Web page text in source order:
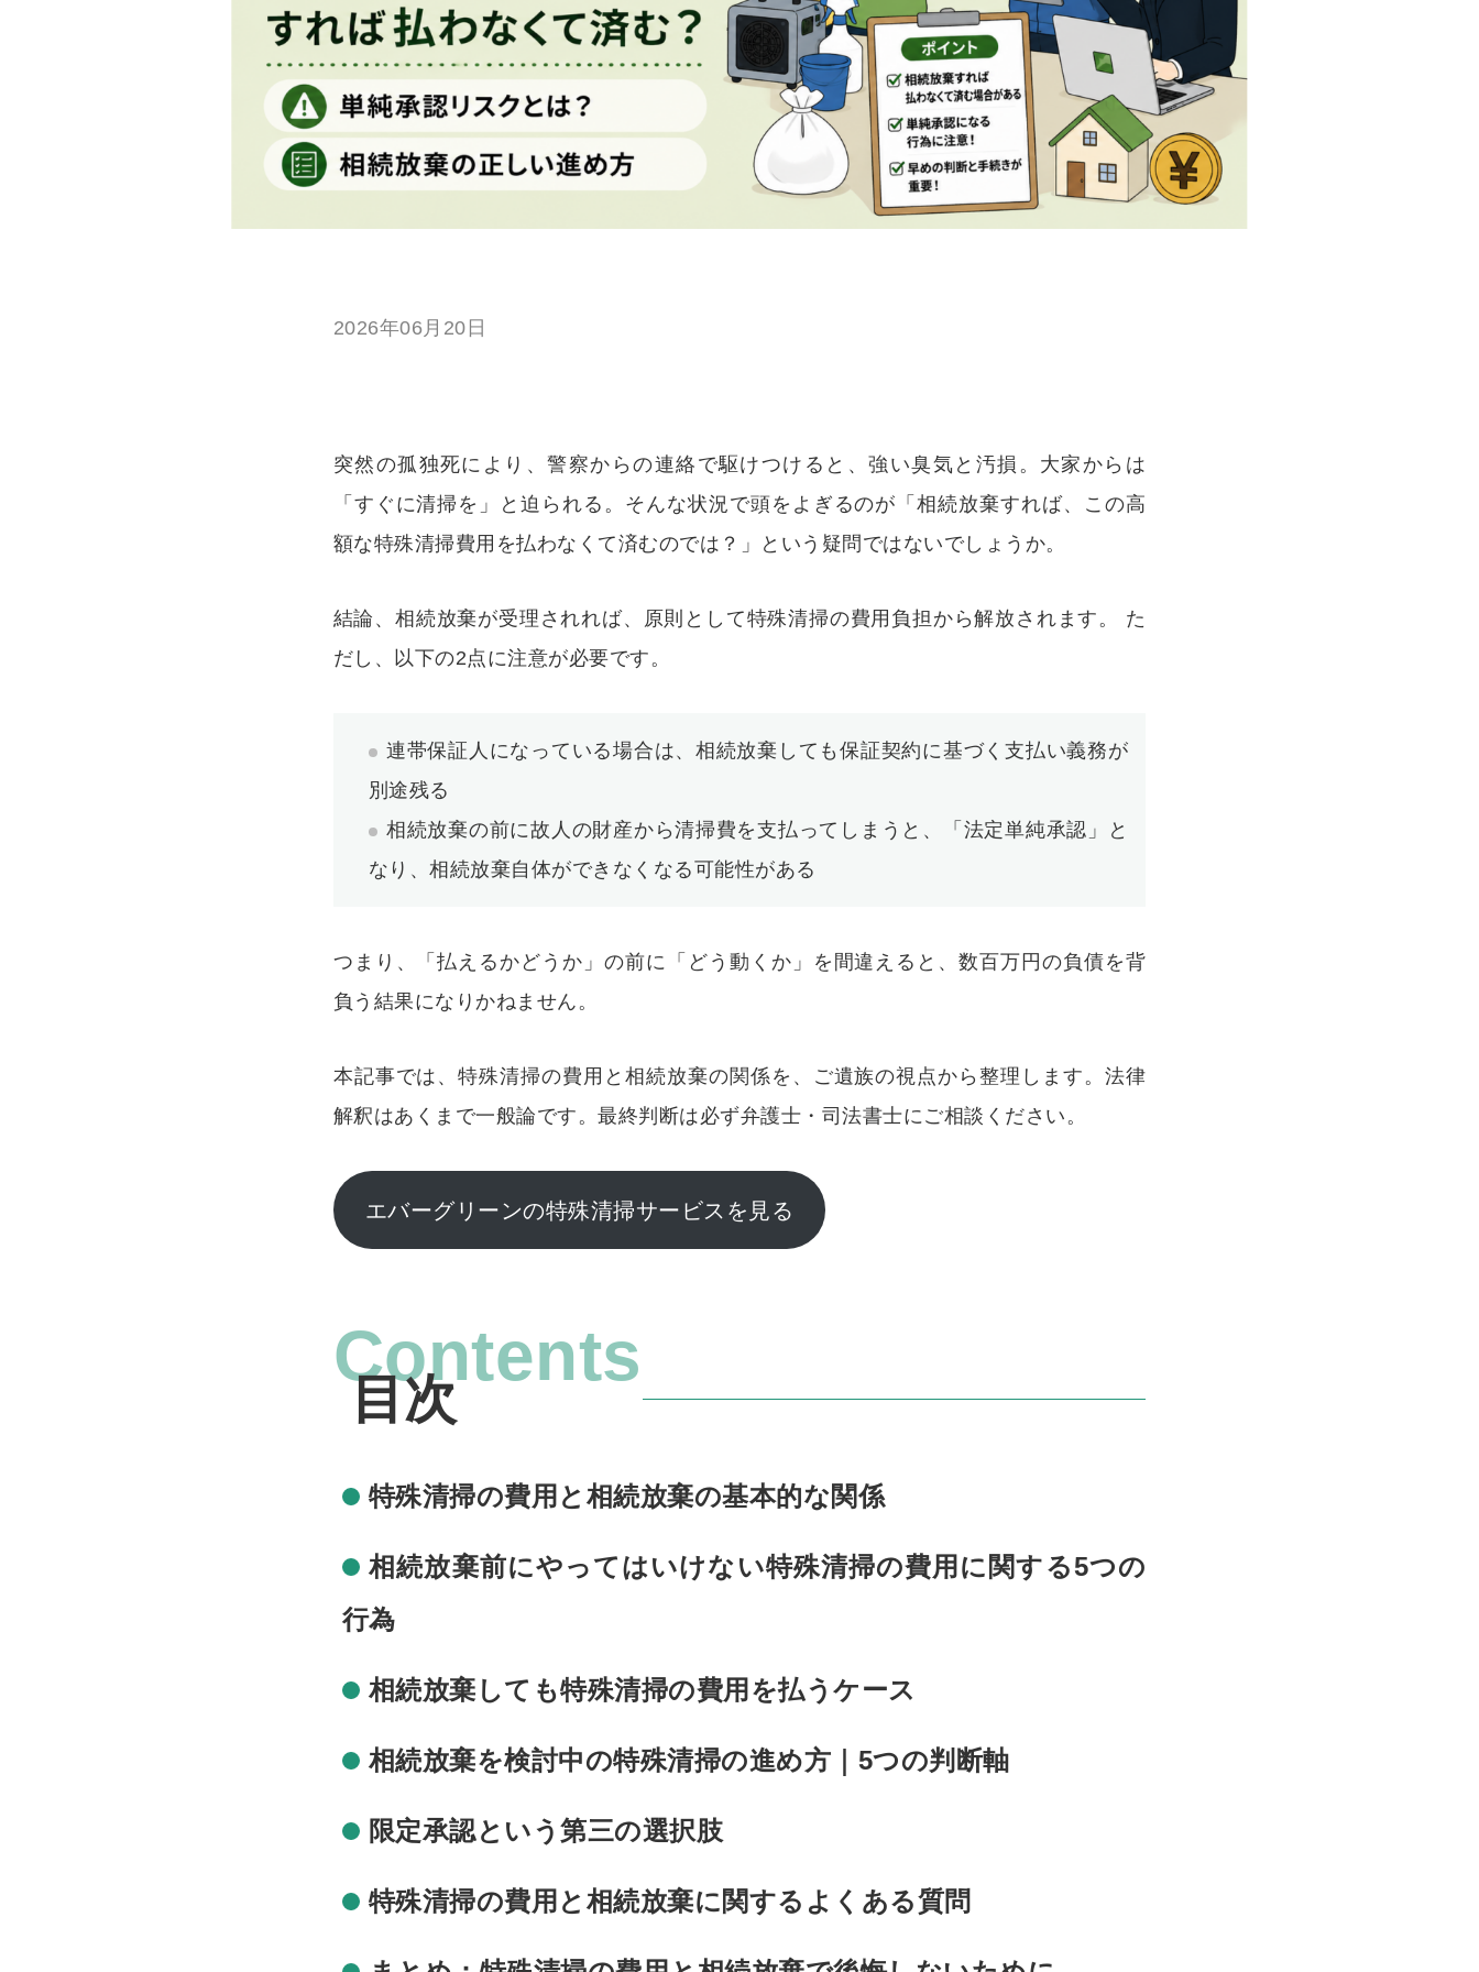
2026年06月20日
突然の孤独死により、警察からの連絡で駆けつけると、強い臭気と汚損。大家からは
「すぐに清掃を」と迫られる。そんな状況で頭をよぎるのが「相続放棄すれば、この高
額な特殊清掃費用を払わなくて済むのでは？」という疑問ではないでしょうか。
結論、相続放棄が受理されれば、原則として特殊清掃の費用負担から解放されます。 た
だし、以下の2点に注意が必要です。
連帯保証人になっている場合は、相続放棄しても保証契約に基づく支払い義務が
別途残る
相続放棄の前に故人の財産から清掃費を支払ってしまうと、「法定単純承認」と
なり、相続放棄自体ができなくなる可能性がある
つまり、「払えるかどうか」の前に「どう動くか」を間違えると、数百万円の負債を背
負う結果になりかねません。
本記事では、特殊清掃の費用と相続放棄の関係を、ご遺族の視点から整理します。法律
解釈はあくまで一般論です。最終判断は必ず弁護士・司法書士にご相談ください。
エバーグリーンの特殊清掃サービスを見る
Contents
特殊清掃の費用と相続放棄の基本的な関係
相続放棄前にやってはいけない特殊清掃の費用に関する5つの
行為
相続放棄しても特殊清掃の費用を払うケース
相続放棄を検討中の特殊清掃の進め方｜5つの判断軸
限定承認という第三の選択肢
特殊清掃の費用と相続放棄に関するよくある質問